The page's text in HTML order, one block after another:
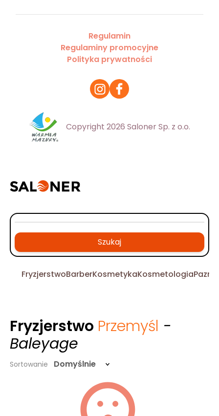
Regulamin
Regulaminy promocyjne
Polityka prywatności
Copyright 2026 Saloner Sp. z o.o.
Szukaj
FryzjerstwoBarberKosmetykaKosmetologia
Fryzjerstwo Przemyśl -
Baleyage
Sortowanie Domyślnie